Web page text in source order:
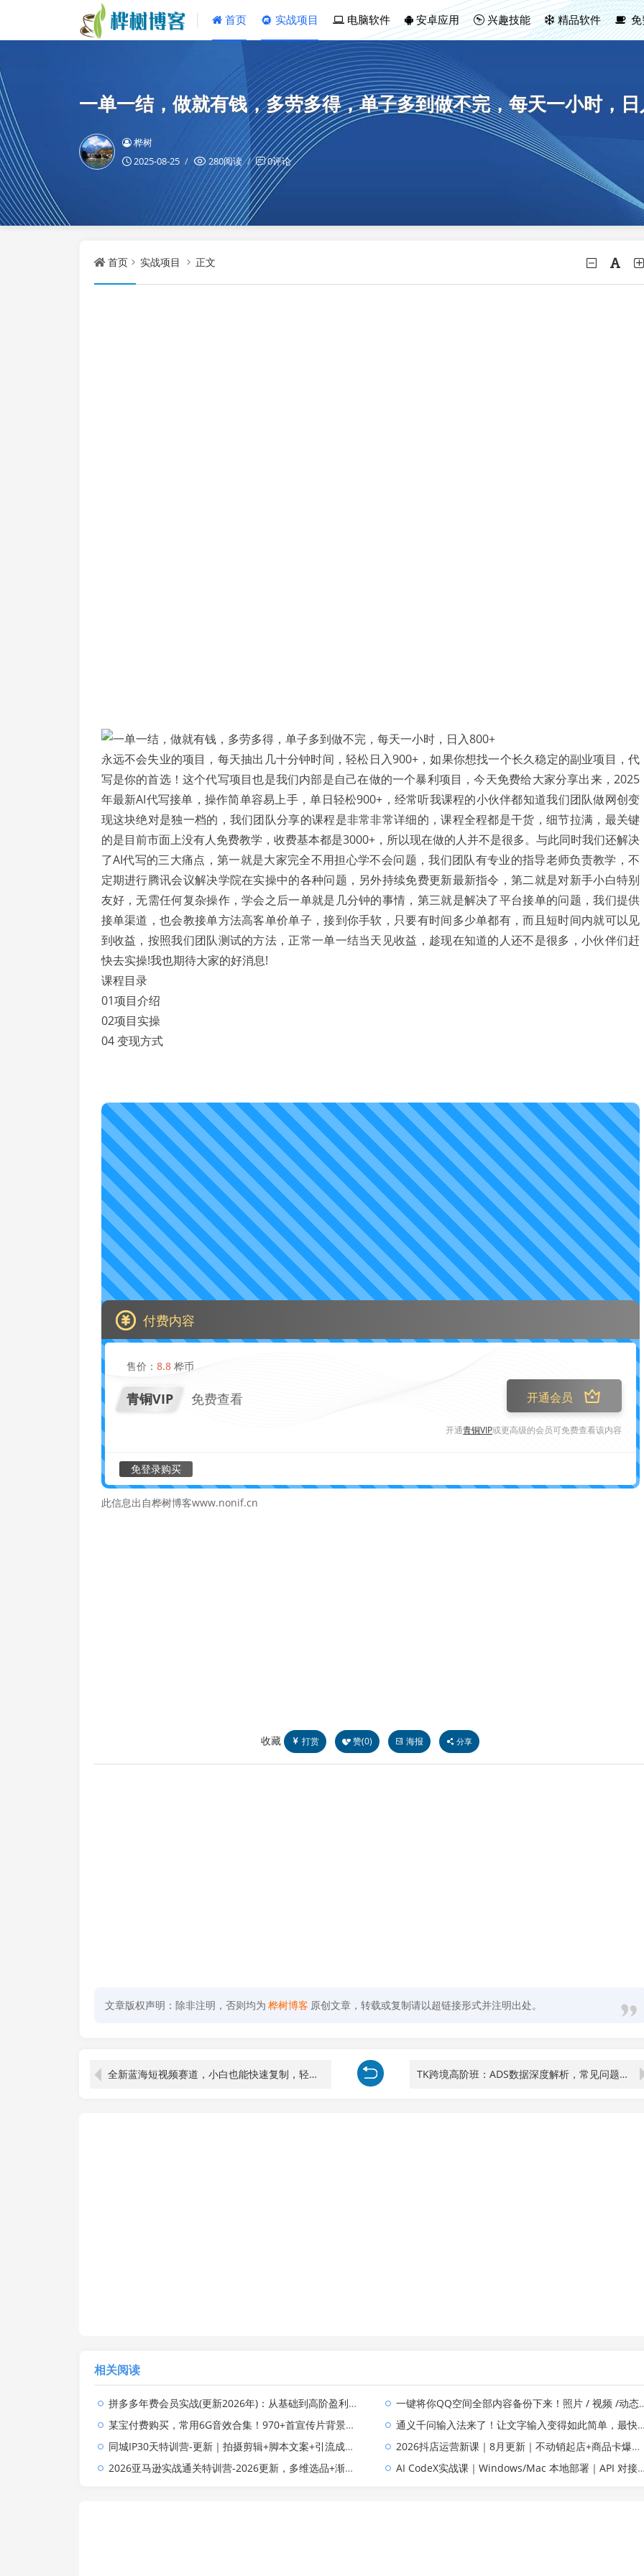
首页 实战项目 电脑软件 安卓应用 兴趣技能 精品软件 免
一单一结，做就有钱，多劳多得，单子多到做不完，每天一小时，
桦树
2025-08-25
280阅读 0评论
首页 实战项目 正文
永远不会失业的项目，每天抽出几十分钟时间，轻松日入900+，如果你想找一个长久稳定的副业项目，代
写是你的首选！这个代写项目也是我们内部是自己在做的一个暴利项目，今天免费给大家分享出来，2025
年最新AI代写接单，操作简单容易上手，单日轻松900+，经常听我课程的小伙伴都知道我们团队做网创变
现这块绝对是独一档的，我们团队分享的课程是非常非常详细的，课程全程都是干货，细节拉满，最关键
的是目前市面上没有人免费教学，收费基本都是3000+，所以现在做的人并不是很多。与此同时我们还解决
了AI代写的三大痛点，第一就是大家完全不用担心学不会问题，我们团队有专业的指导老师负责教学，不
定期进行腾讯会议解决学院在实操中的各种问题，另外持续免费更新最新指令，第二就是对新手小白特别
友好，无需任何复杂操作，学会之后一单就是几分钟的事情，第三就是解决了平台接单的问题，我们提供
接单渠道，也会教接单方法高客单价单子，接到你手软，只要有时间多少单都有，而且短时间内就可以见
到收益，按照我们团队测试的方法，正常一单一结当天见收益，趁现在知道的人还不是很多，小伙伴们赶
快去实操!我也期待大家的好消息!
课程目录
01项目介绍
02项目实操
04 变现方式
付费内容
售价： 8.8桦币
青铜VIP 免费查看 开通会员
开通青铜VIP或更高级的会员可免费查看该内容
免登录购买
此信息出自桦树博客www.nonif.cn
收藏 打赏 赞(0) 海报 分享
文章版权声明：除非注明，否则均为 桦树博客 原创文章，转载或复制请以超链接形式并注明出处。
全新蓝海短视频赛道，小白也能快速复制，轻松月入过万 TK跨境高阶班：ADS数据深度解析，常见问题诊断与优化，数据驱动选品方法
相关阅读
拼多多年费会员实战(更新2026年)：从基础到高阶盈利，干货拉满，帮你建立稳定盈利运营知识体系
一键将你QQ空间全部内容备份下来！照片 / 视频 /动态信息全存本地，Github最新开源项目 QzoneArchive
某宝付费购买，常用6G音效合集！970+首宣传片背景音乐，无版权可商用大气素材，分类清晰，高质量内容
通义千问输入法来了！让文字输入变得如此简单，最快 300 字/分，AI 自动润色，说话秒变工整文字
同城IP30天特训营-更新｜拍摄剪辑+脚本文案+引流成交，打爆本地流量提升门店业绩实操教学
2026抖店运营新课｜8月更新｜不动销起店+商品卡爆发｜达人玩法+店群批量复制｜轻松玩转抖音小店全域流量
2026亚马逊实战通关特训营-2026更新，多维选品+渐进式打法+AI应用，从0到1打造盈利店铺
AI CodeX实战课｜Windows/Mac 本地部署｜API 对接调通｜Skill 自制｜漫剧剪辑｜网站 VR 项目｜AI项目落地全教程